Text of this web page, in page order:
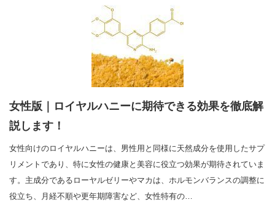
女性版｜ロイヤルハニーに期待できる効果を徹底解
説します！
女性向けのロイヤルハニーは、男性用と同様に天然成分を使用したサプ
リメントであり、特に女性の健康と美容に役立つ効果が期待されていま
す。主成分であるローヤルゼリーやマカは、ホルモンバランスの調整に
役立ち、月経不順や更年期障害など、女性特有の…